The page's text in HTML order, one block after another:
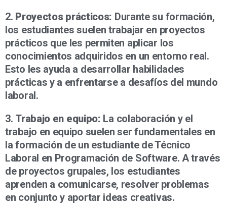
2. Proyectos prácticos: Durante su formación,
los estudiantes suelen trabajar en proyectos
prácticos que les permiten aplicar los
conocimientos adquiridos en un entorno real.
Esto les ayuda a desarrollar habilidades
prácticas y a enfrentarse a desafíos del mundo
laboral.
3. Trabajo en equipo: La colaboración y el
trabajo en equipo suelen ser fundamentales en
la formación de un estudiante de Técnico
Laboral en Programación de Software. A través
de proyectos grupales, los estudiantes
aprenden a comunicarse, resolver problemas
en conjunto y aportar ideas creativas.